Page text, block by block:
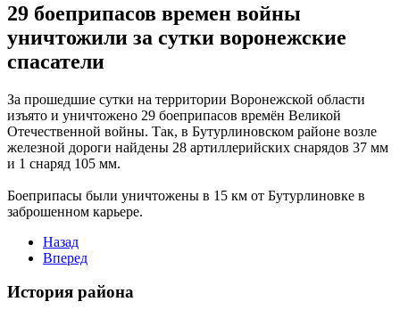
29 боеприпасов времен войны
уничтожили за сутки воронежские
спасатели
За прошедшие сутки на территории Воронежской области
изъято и уничтожено 29 боеприпасов времён Великой
Отечественной войны. Так, в Бутурлиновском районе возле
железной дороги найдены 28 артиллерийских снарядов 37 мм
и 1 снаряд 105 мм.
Боеприпасы были уничтожены в 15 км от Бутурлиновке в
заброшенном карьере.
Назад
Вперед
История района